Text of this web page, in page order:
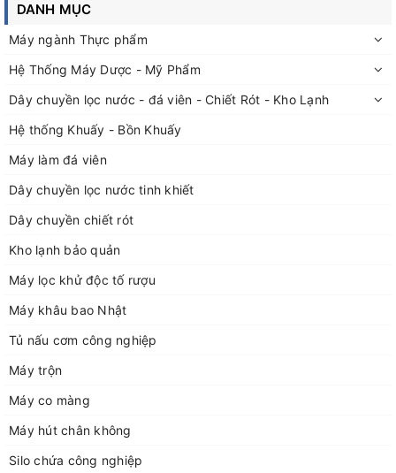
DANH MỤC
Máy ngành Thực phẩm
Hệ Thống Máy Dược - Mỹ Phẩm
Dây chuyền lọc nước - đá viên - Chiết Rót - Kho Lạnh
Hệ thống Khuấy - Bồn Khuấy
Máy làm đá viên
Dây chuyền lọc nước tinh khiết
Dây chuyền chiết rót
Kho lạnh bảo quản
Máy lọc khử độc tố rượu
Máy khâu bao Nhật
Tủ nấu cơm công nghiệp
Máy trộn
Máy co màng
Máy hút chân không
Silo chứa công nghiệp